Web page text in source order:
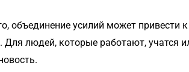
объединение усилий может
Для людей, которые работают, учатся